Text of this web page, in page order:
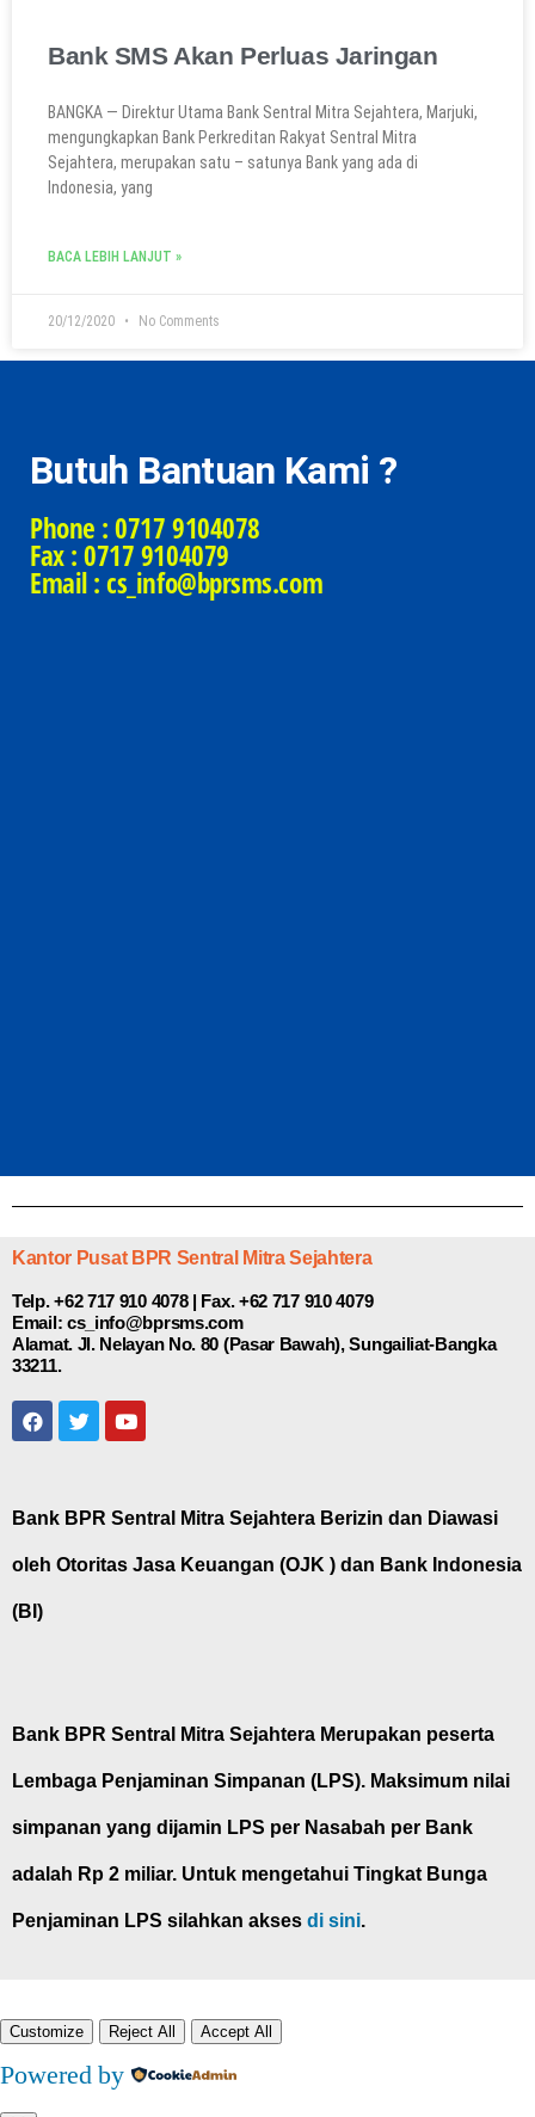
Bank SMS Akan Perluas Jaringan
BANGKA — Direktur Utama Bank Sentral Mitra Sejahtera, Marjuki,
mengungkapkan Bank Perkreditan Rakyat Sentral Mitra
Sejahtera, merupakan satu – satunya Bank yang ada di
Indonesia, yang
BACA LEBIH LANJUT »
20/12/2020 No Comments
Butuh Bantuan Kami ?
Phone : 0717 9104078
Fax : 0717 9104079
Email : cs_ info@bprsms.com
Kantor Pusat BPR Sentral Mitra Sejahtera
Telp. +62 717 910 4078 | Fax. +62 717 910 4079
Email: cs_info@bprsms.com
Alamat. Jl. Nelayan No. 80 (Pasar Bawah), Sungailiat-Bangka
33211.
Bank BPR Sentral Mitra Sejahtera Berizin dan Diawasi
oleh Otoritas Jasa Keuangan (OJK ) dan Bank Indonesia
(BI)
Bank BPR Sentral Mitra Sejahtera Merupakan peserta
Lembaga Penjaminan Simpanan (LPS). Maksimum nilai
simpanan yang dijamin LPS per Nasabah per Bank
adalah Rp 2 miliar. Untuk mengetahui Tingkat Bunga
Penjaminan LPS silahkan akses di sini.
Customize Reject All Accept All
Powered by